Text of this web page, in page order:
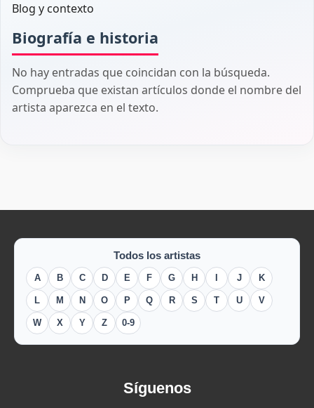
Blog y contexto
Biografía e historia
No hay entradas que coincidan con la búsqueda.
Comprueba que existan artículos donde el nombre del
artista aparezca en el texto.
Todos los artistas
A B C D E F G H J K
L M N O P Q R S T U V
W X Y Z 0-9
Síguenos